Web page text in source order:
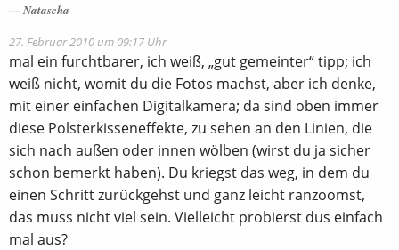
Natascha
27. Februar 2010 um 09:17 Uhr
mal ein furchtbarer, ich weiß, „gut gemeinter“ tipp; ich
weiß nicht, womit du die Fotos machst, aber ich denke,
mit einer einfachen Digitalkamera; da sind oben immer
diese Polsterkisseneffekte, zu sehen an den Linien, die
sich nach außen oder innen wölben (wirst du ja sicher
schon bemerkt haben). Du kriegst das weg, in dem du
einen Schritt zurückgehst und ganz leicht ranzoomst,
das muss nicht viel sein. Vielleicht probierst dus einfach
mal aus?